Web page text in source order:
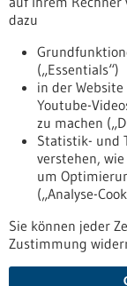
Nach oben
Informiert
Newsletter
dazu
(„Essentials“)
in der
Youtube-
zu machen
Statistik- und
verstehen,
um
(„Analyse-
Sie können jeder
Zustimmung